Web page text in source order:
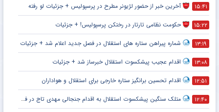
۱۵:۴۱ آخرین خبر از حضور لژیونر مطرح در پرسپولیس + جزئیات لو رفته
۱۵:۲۲ حکومت نظامی تارتار در رختکن پرسپولیس! + جزئیات
۱۳:۱۹ شماره پیراهن ستاره های استقلال در فصل جدید اعلام شد + جزئیات
۱۳:۰۸ اقدام عجیب پیشکسوت استقلال خبرساز شد + جزئیات
۱۲:۵۱ اقدام تحسین برانگیز ستاره خارجی برای استقلال و هواداران
۱۲:۴۰ متلک سنگین پیشکسوت استقلال به اقدام جنجالی مهدی تاج در فدراسیون فوتبال